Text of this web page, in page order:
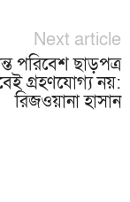
Next article
পরিবেশ ছাড়পত্র
গ্রহণযোগ্য নয়:
রিজওয়ানা হাসান